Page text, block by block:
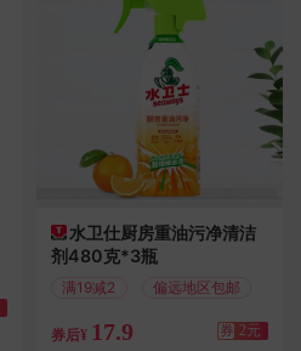
水卫仕厨房重油污净清洁
剂480克*3瓶
满19减2 偏远地区包邮
券后¥ 17.9 券 2元